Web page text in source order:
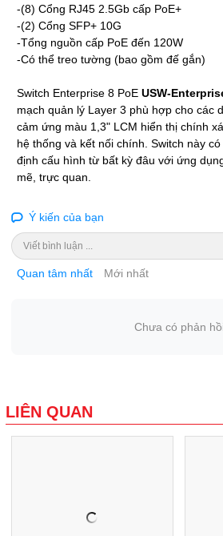
-(8) Cổng RJ45 2.5Gb cấp PoE+
-(2) Cổng SFP+ 10G
-Tổng nguồn cấp PoE đến 120W
-Có thể treo tường (bao gồm đế gắn)
Switch Enterprise 8 PoE USW-
mạch quản lý Layer 3 phù hợp cho các
cảm ứng màu 1,3" LCM hiển thị chính
hệ thống và kết nối chính. Switch này
định cấu hình từ bất kỳ đâu với ứng
mẽ, trực quan.
Ý kiến của bạn
Viết bình luận ...
Quan tâm nhất Mới nhất
Chưa có phản hồi
LIÊN QUAN